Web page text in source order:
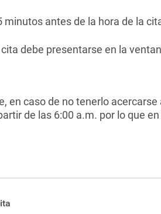
antes de la hora de la
debe presentarse en la
en caso de no tenerlo
de las 6:00 a.m. por lo que